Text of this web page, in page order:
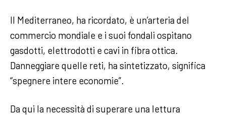
Il Mediterraneo, ha ricordato, è un’arteria del
commercio mondiale e i suoi fondali ospitano
gasdotti, elettrodotti e cavi in fibra ottica.
Danneggiare quelle reti, ha sintetizzato, significa
“spegnere intere economie”.
Da qui la necessità di superare una lettura